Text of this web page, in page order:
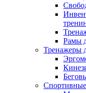
Рамы
Тренажеры